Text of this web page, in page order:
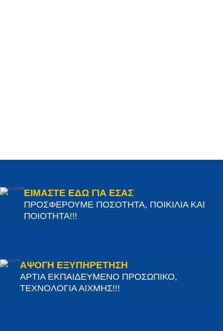
ΕΙΜΑΣΤΕ ΕΔΩ ΓΙΑ ΕΣΑΣ
ΠΡΟΣΦΕΡΟΥΜΕ ΠΟΣΟΤΗΤΑ, ΠΟΙΚΙΛΙΑ ΚΑΙ
ΠΟΙΟΤΗΤΑ!!!
ΑΨΟΓΗ ΕΞΥΠΗΡΕΤΗΣΗ
ΑΡΤΙΑ ΕΚΠΑΙΔΕΥΜΕΝΟ ΠΡΟΣΩΠΙΚΟ,
ΤΕΧΝΟΛΟΓΙΑ ΑΙΧΜΗΣ!!!